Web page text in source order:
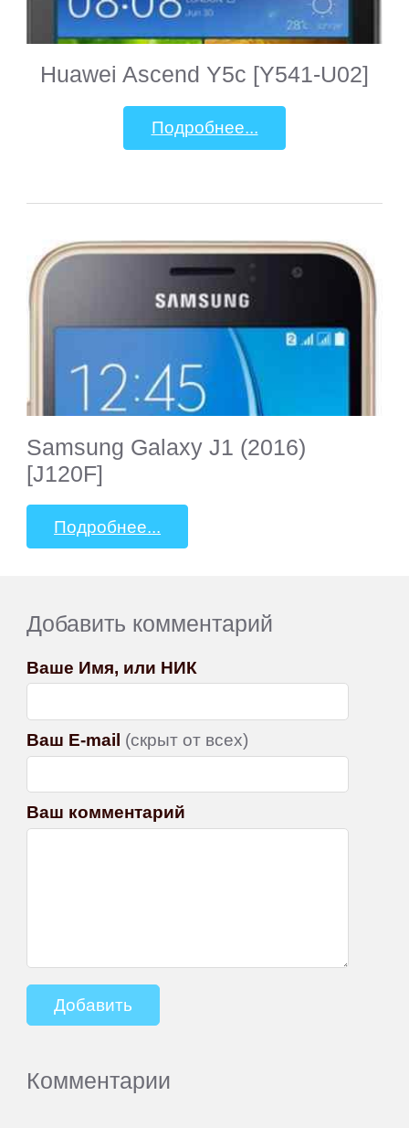
Huawei Ascend Y5c [Y541-U02]
Подробнее...
Samsung Galaxy J1 (2016)
[J120F]
Подробнее...
Добавить комментарий
Ваше Имя, или НИК
Ваш E-mail (скрыт от всех)
Ваш комментарий
Комментарии